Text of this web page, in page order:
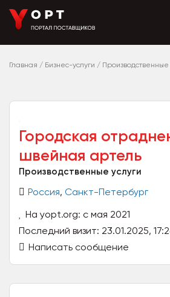
Главная / Бизнес-услуги / Производственные
Городская
швейная артель
Производственные услуги
Россия, Санкт-Петербург
На yopt.org: с мая 2021
Последний визит: 23.01.2025,
Написать сообщение